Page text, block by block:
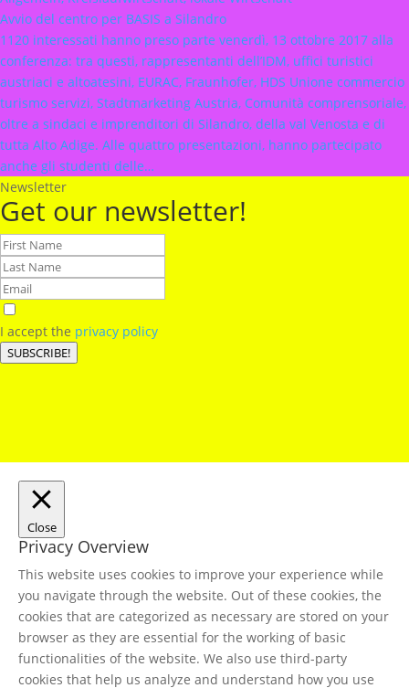
Avvio del centro per BASIS a Silandro
1120 interessati hanno preso parte venerdì, 13 ottobre 2017 alla
conferenza: tra questi, rappresentanti dell’IDM, uffici turistici
austriaci e altoatesini, EURAC, Fraunhofer, HDS Unione commercio
turismo servizi, Stadtmarketing Austria, Comunità comprensoriale,
oltre a sindaci e imprenditori di Silandro, della val Venosta e di
tutta Alto Adige. Alle quattro presentazioni, hanno partecipato
anche gli studenti delle…
Newsletter
Get our newsletter!
I accept the privacy policy
SUBSCRIBE!
Close
Privacy Overview
This website uses cookies to improve your experience while
you navigate through the website. Out of these cookies, the
cookies that are categorized as necessary are stored on your
browser as they are essential for the working of basic
functionalities of the website. We also use third-party
cookies that help us analyze and understand how you use